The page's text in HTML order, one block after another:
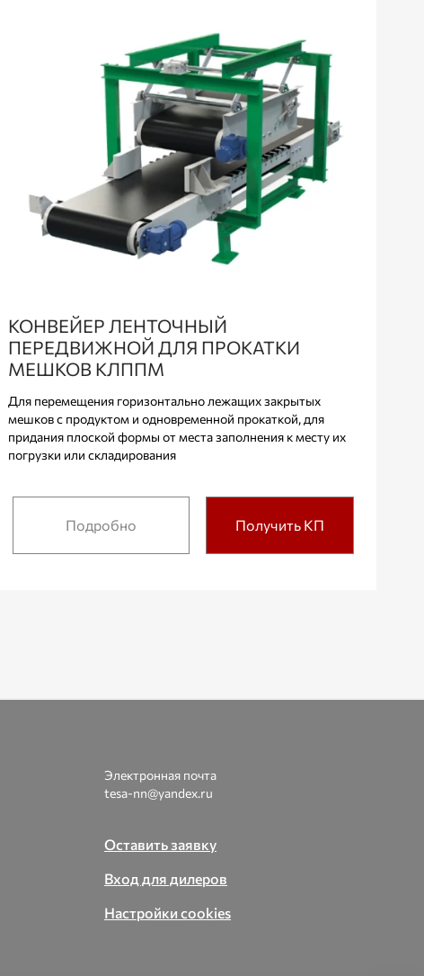
КОНВЕЙЕР ЛЕНТОЧНЫЙ
ПЕРЕДВИЖНОЙ ДЛЯ ПРОКАТКИ
МЕШКОВ КЛППМ
Для перемещения горизонтально лежащих закрытых
мешков с продуктом и одновременной прокаткой, для
придания плоской формы от места заполнения к месту их
погрузки или складирования
Подробно Получить КП
Электронная почта
tesa-nn@yandex.ru
Оставить заявку
Вход для дилеров
Настройки cookies